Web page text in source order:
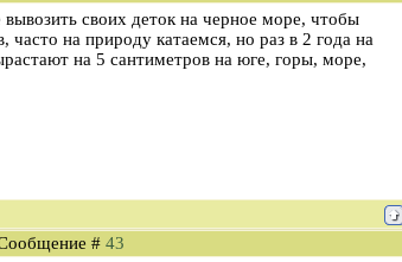
своих деток на черное море, чтобы
часто на природу катаемся, но раз в 2 года на
на 5 сантиметров на юге, горы, море,
# 43